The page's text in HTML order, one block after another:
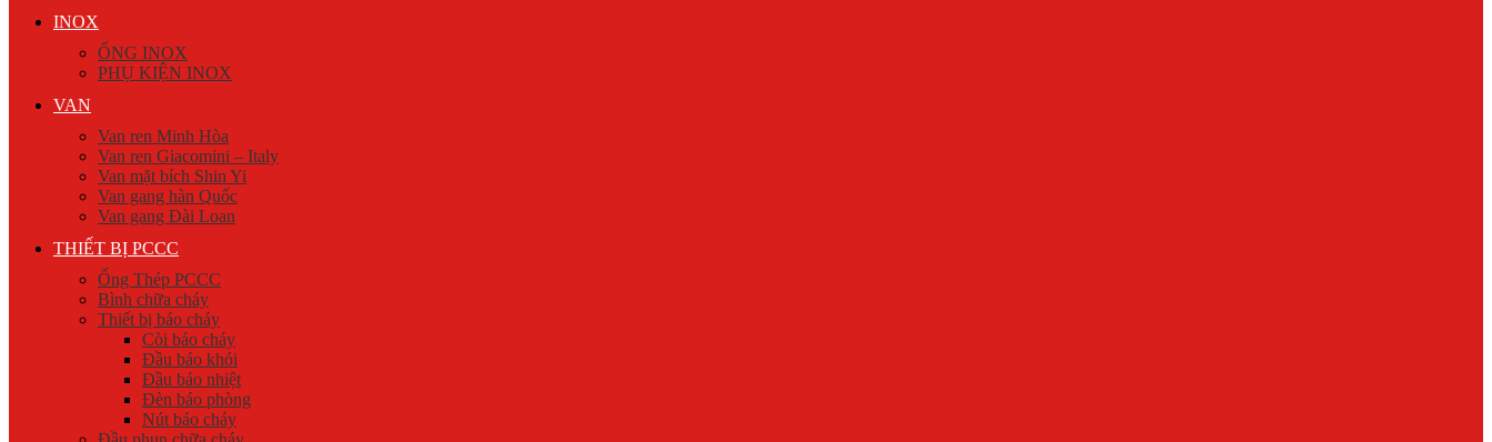
INOX
ỐNG INOX
PHỤ KIỆN INOX
VAN
Van ren Minh Hòa
Van ren Giacomini – Italy
Van mặt bích Shin Yi
Van gang hàn Quốc
Van gang Đài Loan
THIẾT BỊ PCCC
Ống Thép PCCC
Bình chữa cháy
Thiết bị báo cháy
Còi báo cháy
Đầu báo khói
Đầu báo nhiệt
Đèn báo phòng
Nút báo cháy